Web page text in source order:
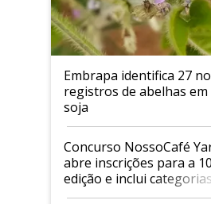
Embrapa identifica 27
registros de abelhas
soja
Concurso NossoCafé
abre inscrições para a
edição e inclui categorias
cafés Canephora